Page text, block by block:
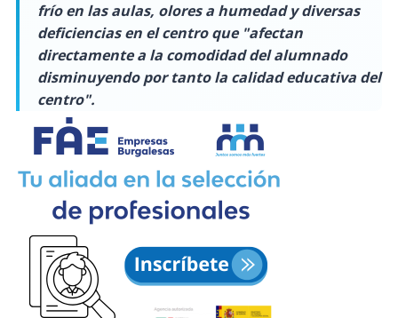
frío en las aulas, olores a humedad y diversas
deficiencias en el centro que "afectan
directamente a la comodidad del alumnado
disminuyendo por tanto la calidad educativa del
centro".